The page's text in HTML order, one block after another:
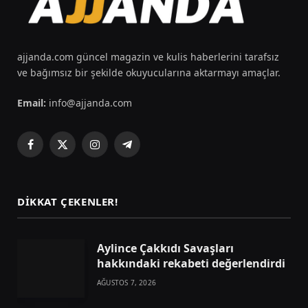
ajjanda.com güncel magazin ve kulis haberlerini tarafsız
ve bağımsız bir şekilde okuyucularına aktarmayı amaçlar.
Email: info@ajjanda.com
Facebook
X
InstagramTelegram
DIKKAT ÇEKENLER!
Aylince Çakkıdı Savaşları
hakkındaki rekabeti değerlendirdi
AĞUSTOS 7, 2026